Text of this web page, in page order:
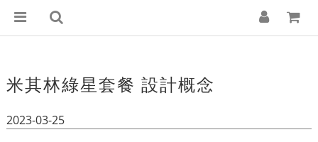
米其林綠星套餐 設計概念
2023-03-25